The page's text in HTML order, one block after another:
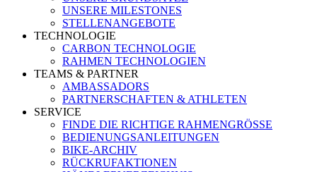
UNSERE MILESTONES
STELLENANGEBOTE
TECHNOLOGIE
CARBON TECHNOLOGIE
RAHMEN TECHNOLOGIEN
TEAMS & PARTNER
AMBASSADORS
PARTNERSCHAFTEN & ATHLETEN
SERVICE
FINDE DIE RICHTIGE RAHMENGRÖSSE
BEDIENUNGSANLEITUNGEN
BIKE-ARCHIV
RÜCKRUFAKTIONEN